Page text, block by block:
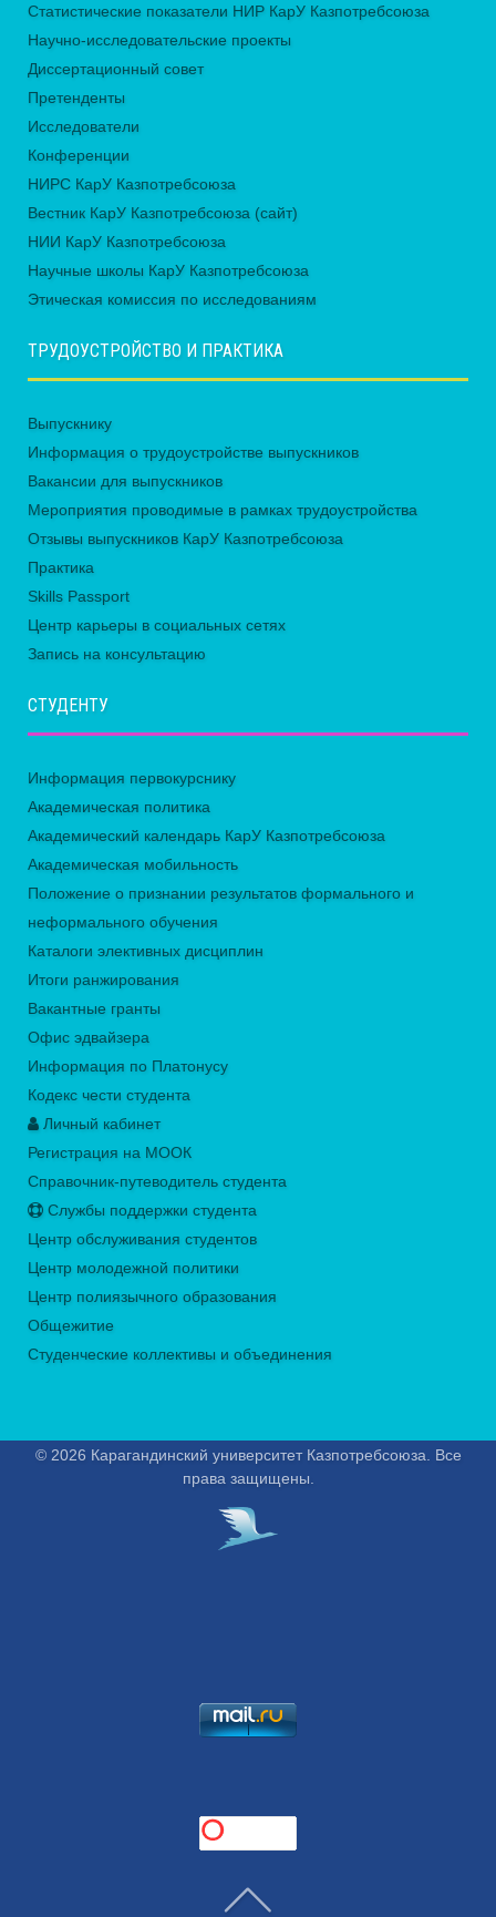
Статистические показатели НИР КарУ Казпотребсоюза
Научно-исследовательские проекты
Диссертационный совет
Претенденты
Исследователи
Конференции
НИРС КарУ Казпотребсоюза
Вестник КарУ Казпотребсоюза (сайт)
НИИ КарУ Казпотребсоюза
Научные школы КарУ Казпотребсоюза
Этическая комиссия по исследованиям
ТРУДОУСТРОЙСТВО И ПРАКТИКА
Выпускнику
Информация о трудоустройстве выпускников
Вакансии для выпускников
Мероприятия проводимые в рамках трудоустройства
Отзывы выпускников КарУ Казпотребсоюза
Практика
Skills Passport
Центр карьеры в социальных сетях
Запись на консультацию
СТУДЕНТУ
Информация первокурснику
Академическая политика
Академический календарь КарУ Казпотребсоюза
Академическая мобильность
Положение о признании результатов формального и
неформального обучения
Каталоги элективных дисциплин
Итоги ранжирования
Вакантные гранты
Офис эдвайзера
Информация по Платонусу
Кодекс чести студента
Личный кабинет
Регистрация на МООК
Справочник-путеводитель студента
Службы поддержки студента
Центр обслуживания студентов
Центр молодежной политики
Центр полиязычного образования
Общежитие
Студенческие коллективы и объединения
© 2026 Карагандинский университет Казпотребсоюза. Все
права защищены.